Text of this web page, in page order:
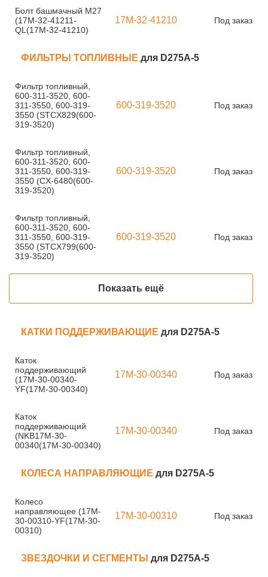
Болт башмачный M27
(17M-32-41211-
QL(17M-32-41210)
17M-32-41210 Под заказ
ФИЛЬТРЫ ТОПЛИВНЫЕ для D275A-5
Фильтр топливный,
600-311-3520, 600-
311-3550, 600-319-
3550 (STCX829(600-
319-3520)
600-319-3520 Под заказ
Фильтр топливный,
600-311-3520, 600-
311-3550, 600-319-
3550 (CX-6480(600-
319-3520)
600-319-3520 Под заказ
Фильтр топливный,
600-311-3520, 600-
311-3550, 600-319-
3550 (STCX799(600-
319-3520)
600-319-3520 Под заказ
Показать ещё
КАТКИ ПОДДЕРЖИВАЮЩИЕ для D275A-5
Каток
поддерживающий
(17M-30-00340-
YF(17M-30-00340)
17M-30-00340 Под заказ
Каток
поддерживающий
(NKB17M-30-
00340(17M-30-00340)
17M-30-00340 Под заказ
КОЛЕСА НАПРАВЛЯЮЩИЕ для D275A-5
Колесо
направляющее (17M-
30-00310-YF(17M-30-
00310)
17M-30-00310 Под заказ
ЗВЕЗДОЧКИ И СЕГМЕНТЫ для D275A-5